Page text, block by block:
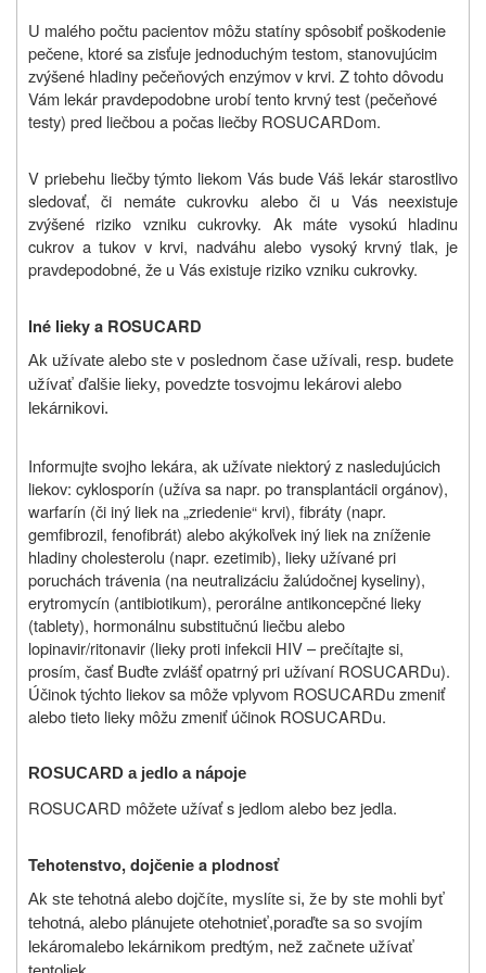
U malého počtu pacientov môžu statíny spôsobiť poškodenie
pečene, ktoré sa zisťuje jednoduchým testom, stanovujúcim
zvýšené hladiny pečeňových enzýmov v krvi. Z tohto dôvodu
Vám lekár pravdepodobne urobí tento krvný test (pečeňové
testy) pred liečbou a počas liečby ROSUCARDom.
V priebehu liečby týmto liekom Vás bude Váš lekár starostlivo
sledovať, či nemáte cukrovku alebo či u Vás neexistuje
zvýšené riziko vzniku cukrovky. Ak máte vysokú hladinu
cukrov a tukov v krvi, nadváhu alebo vysoký krvný tlak, je
pravdepodobné, že u Vás existuje riziko vzniku cukrovky.
Iné lieky a ROSUCARD
Ak užívate alebo ste v poslednom čase užívali, resp. budete
užívať ďalšie lieky, povedzte tosvojmu lekárovi alebo
lekárnikovi.
Informujte svojho lekára, ak užívate niektorý z nasledujúcich
liekov: cyklosporín (užíva sa napr. po transplantácii orgánov),
warfarín (či iný liek na „zriedenie“ krvi), fibráty (napr.
gemfibrozil, fenofibrát) alebo akýkoľvek iný liek na zníženie
hladiny cholesterolu (napr. ezetimib), lieky užívané pri
poruchách trávenia (na neutralizáciu žalúdočnej kyseliny),
erytromycín (antibiotikum), perorálne antikoncepčné lieky
(tablety), hormonálnu substitučnú liečbu alebo
lopinavir/ritonavir (lieky proti infekcii HIV – prečítajte si,
prosím, časť Buďte zvlášť opatrný pri užívaní ROSUCARDu).
Účinok týchto liekov sa môže vplyvom ROSUCARDu zmeniť
alebo tieto lieky môžu zmeniť účinok ROSUCARDu.
ROSUCARD ajedlo a nápoje
ROSUCARD môžete užívať s jedlom alebo bez jedla.
Tehotenstvo, dojčenie a plodnosť
Ak ste tehotná alebo dojčíte, myslíte si, že by ste mohli byť
tehotná, alebo plánujete otehotnieť,poraďte sa so svojím
lekáromalebo lekárnikom predtým, než začnete užívať